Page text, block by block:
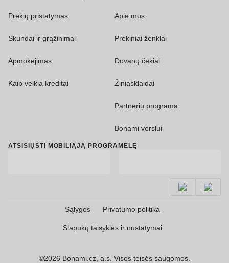
Prekių pristatymas
Skundai ir grąžinimai
Apmokėjimas
Kaip veikia kreditai
Apie mus
Prekiniai ženklai
Dovanų čekiai
Žiniasklaidai
Partnerių programa
Bonami verslui
ATSISIŲSTI MOBILIĄJĄ PROGRAMĖLĘ
Sąlygos Privatumo politika
Slapukų taisyklės ir nustatymai
©2026 Bonami.cz, a.s. Visos teisės saugomos.